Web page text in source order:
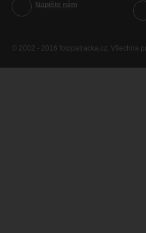
Napište nám
© 2002 - 2016 fotopatracka.cz. Všechna